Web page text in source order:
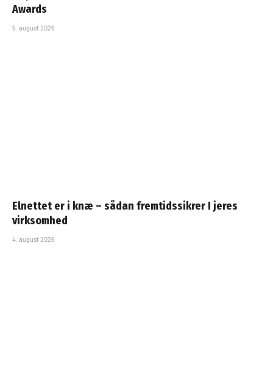
Awards
5. august 2026
Elnettet er i knæ – sådan fremtidssikrer I jeres
virksomhed
4. august 2026